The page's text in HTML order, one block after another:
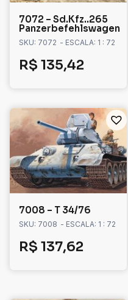
7072 – Sd.Kfz..265
Panzerbefehlswagen
SKU: 7072 - ESCALA: 1 : 72
R$ 135,42
7008 – T 34/76
SKU: 7008 - ESCALA: 1 : 72
R$ 137,62